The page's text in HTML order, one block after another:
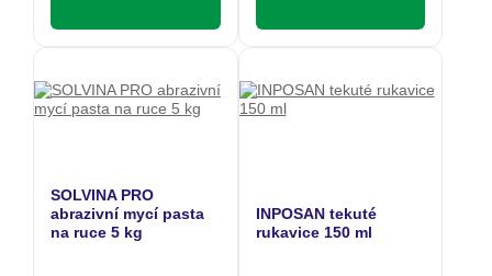
SOLVINA PRO
abrazivní mycí pasta
na ruce 5 kg
INPOSAN tekuté
rukavice 150 ml